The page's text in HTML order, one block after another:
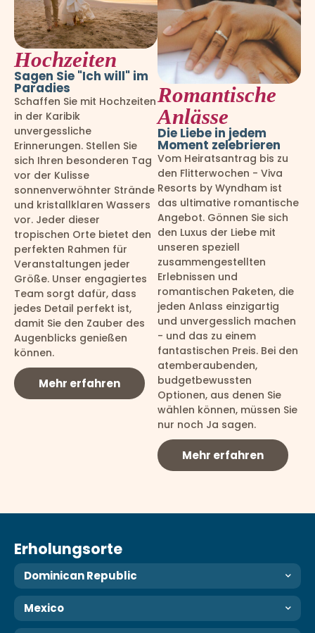
Hochzeiten
Sagen Sie "Ich will" im
Paradies
Schaffen Sie mit Hochzeiten
in der Karibik
unvergessliche
Erinnerungen. Stellen Sie
sich Ihren besonderen Tag
vor der Kulisse
sonnenverwöhnter Strände
und kristallklaren Wassers
vor. Jeder dieser
tropischen Orte bietet den
perfekten Rahmen für
Veranstaltungen jeder
Größe. Unser engagiertes
Team sorgt dafür, dass
jedes Detail perfekt ist,
damit Sie den Zauber des
Augenblicks genießen
können.
Mehr erfahren
Romantische
Anlässe
Die Liebe in jedem
Moment zelebrieren
Vom Heiratsantrag bis zu
den Flitterwochen - Viva
Resorts by Wyndham ist
das ultimative romantische
Angebot. Gönnen Sie sich
den Luxus der Liebe mit
unseren speziell
zusammengestellten
Erlebnissen und
romantischen Paketen, die
jeden Anlass einzigartig
und unvergesslich machen
- und das zu einem
fantastischen Preis. Bei den
atemberaubenden,
budgetbewussten
Optionen, aus denen Sie
wählen können, müssen Sie
nur noch Ja sagen.
Mehr erfahren
Erholungsorte
Dominican Republic
Mexico